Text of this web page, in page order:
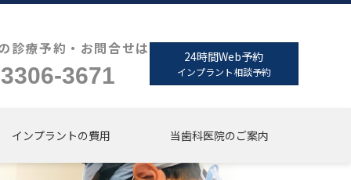
診療予約・お問合せは
3671
24時間Web予約
インプラント相談予約
インプラントの費用 当歯科医院のご案内